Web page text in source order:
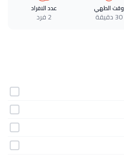
وقت الطهي
30 دقيقة
عدد الافراد
2 فرد